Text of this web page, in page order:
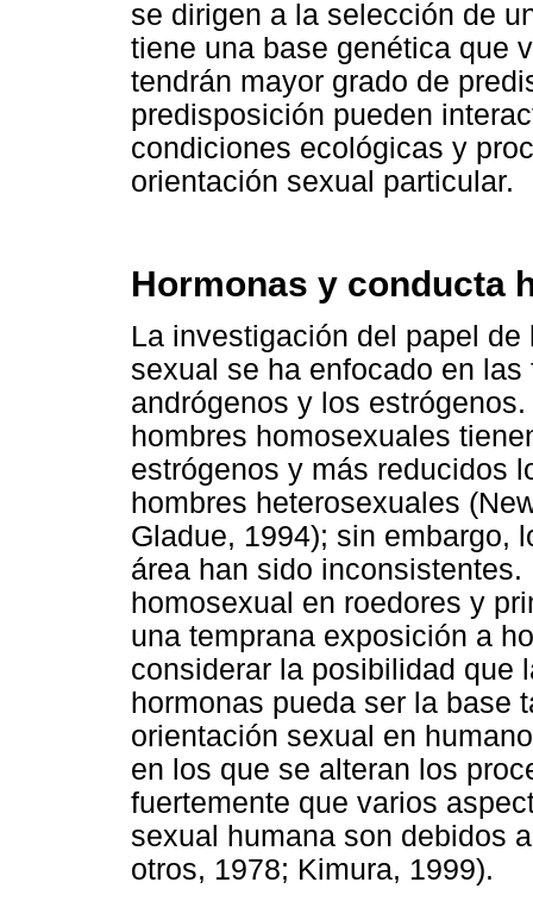
se dirigen a la selección de
tiene una base genética que
tendrán mayor grado de
predisposición pueden
condiciones ecológicas y
orientación sexual particular.
Hormonas y conducta
La investigación del papel
sexual se ha enfocado en
andrógenos y los
hombres homosexuales
estrógenos y más reducidos
hombres heterosexuales
Gladue, 1994); sin embargo,
área han sido
homosexual en roedores y
una temprana exposición a
considerar la posibilidad que
hormonas pueda ser la base
orientación sexual en
en los que se alteran los
fuertemente que varios
sexual humana son debidos
otros, 1978; Kimura, 1999).